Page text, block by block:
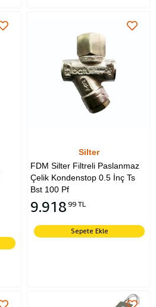
Silter
FDM Silter Filtreli Paslanmaz
Çelik Kondenstop 0.5 İnç Ts
Bst 100 Pf
9.918 99 TL
Sepete Ekle